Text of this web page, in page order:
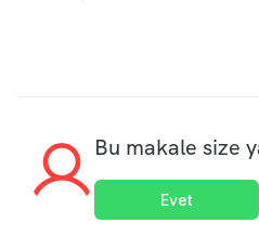
Bu makale size
Evet